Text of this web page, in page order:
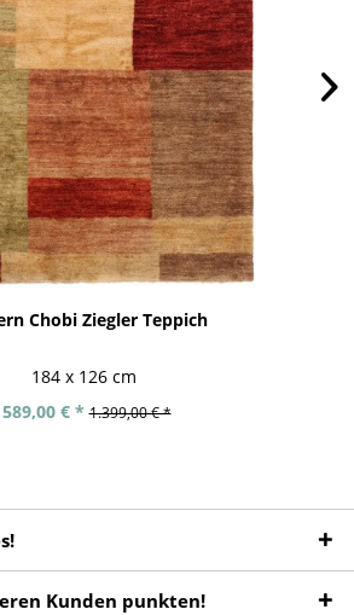
Chobi Ziegler Teppich
184 x 126 cm
589,00 € * 1.399,00 € *
Kunden punkten!